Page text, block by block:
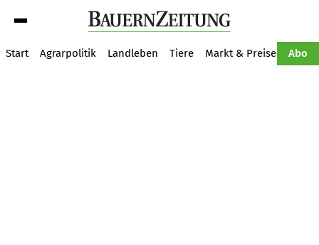
Start Agrarpolitik Landleben Tiere Markt & Preise Abo